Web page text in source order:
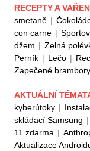
RECEPTY A
smetaně |
con carne |
džem | Zelná
Perník | Lečo |
Zapečené
AKTUÁLNÍ
kyberútoky |
skládací Samsung |
11 zdarma |
Aktualizace